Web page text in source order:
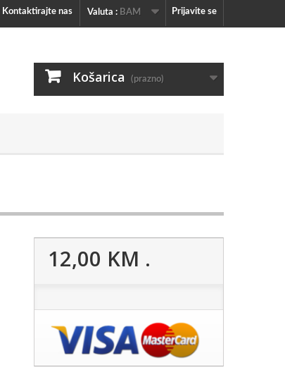
Prijavite se
Valuta : BAM
Kontaktirajte nas
Košarica (prazno)
12,00 KM .